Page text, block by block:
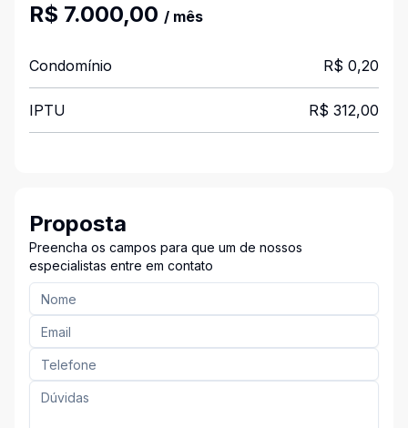
R$ 7.000,00 / mês
Condomínio R$ 0,20
IPTU R$ 312,00
Proposta
Preencha os campos para que um de nossos
especialistas entre em contato